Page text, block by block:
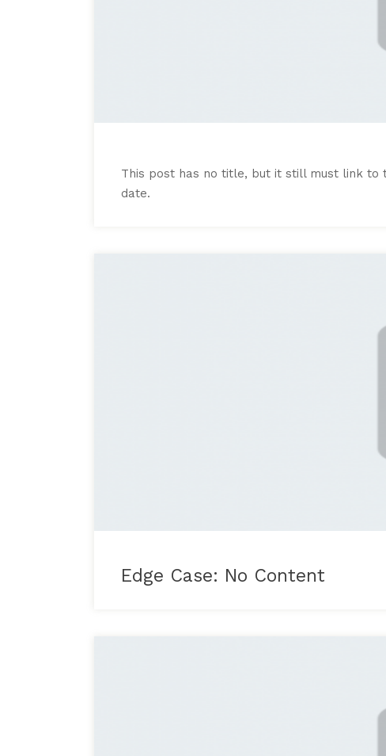
This post has no title, but it still must link to
date.
Edge Case: No Content